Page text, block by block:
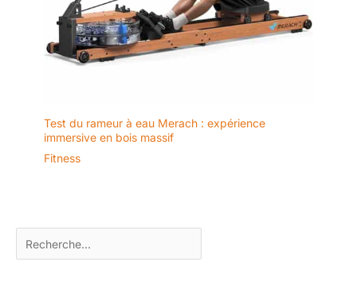
Test du rameur à eau Merach : expérience
immersive en bois massif
Fitness